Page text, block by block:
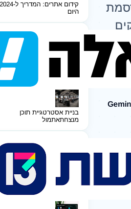
קידום אתרים: המדריך ל-2024
היום
בניית אסטרטגיית תוכן
מנצחתאתמול